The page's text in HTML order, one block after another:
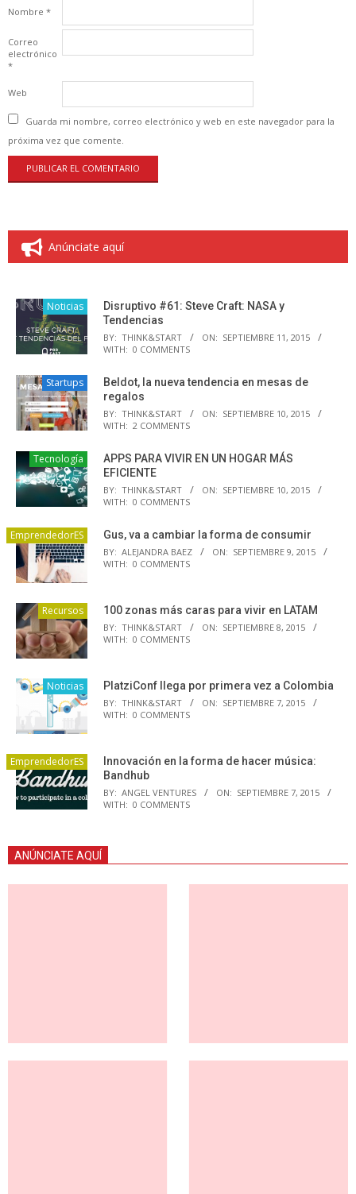
Nombre *
Correo
electrónico
*
Web
Guarda mi nombre, correo electrónico y web en este navegador para la
próxima vez que comente.
Anúnciate aquí
Noticias
Disruptivo #61: Steve Craft: NASA y
Tendencias
BY: THINK&START ON: SEPTIEMBRE 11, 2015
WITH: 0 COMMENTS
Startups
Beldot, la nueva tendencia en mesas de
regalos
BY: THINK&START ON: SEPTIEMBRE 10, 2015
WITH: 2 COMMENTS
Tecnología
APPS PARA VIVIR EN UN HOGAR MÁS
EFICIENTE
BY: THINK&START ON: SEPTIEMBRE 10, 2015
WITH: 0 COMMENTS
EmprendedorES Gus, va a cambiar la forma de consumir
BY: ALEJANDRA BAEZ ON: SEPTIEMBRE 9, 2015
WITH: 0 COMMENTS
Recursos 100 zonas más caras para vivir en LATAM
BY: THINK&START ON: SEPTIEMBRE 8, 2015
WITH: 0 COMMENTS
Noticias PlatziConf llega por primera vez a Colombia
BY: THINK&START ON: SEPTIEMBRE 7, 2015
WITH: 0 COMMENTS
EmprendedorES
Innovación en la forma de hacer música:
Bandhub
BY: ANGEL VENTURES ON: SEPTIEMBRE 7, 2015
WITH: 0 COMMENTS
ANÚNCIATE AQUÍ